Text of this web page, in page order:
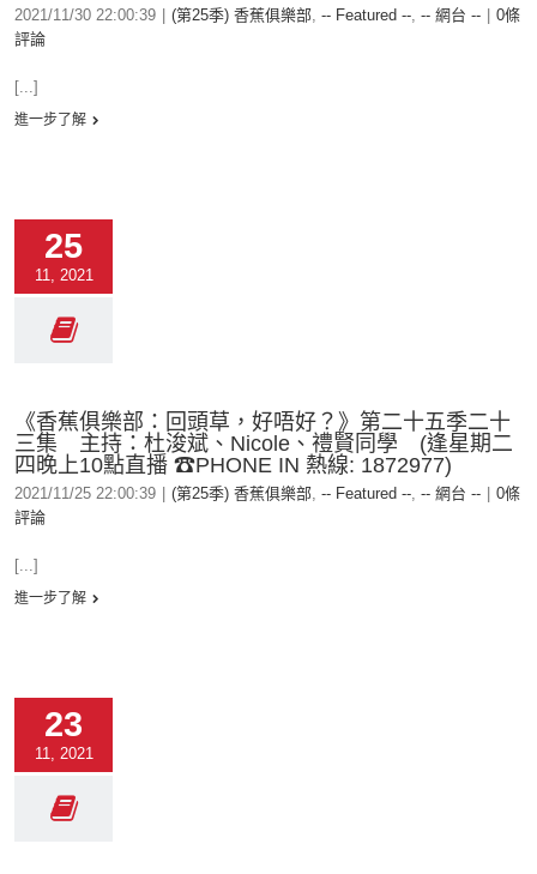
2021/11/30 22:00:39 (第25季) 香蕉俱樂部, -- Featured --, -- 網台 --
0條
評論
[...]
進一步了解
25
11, 2021
《香蕉俱樂部：回頭草，好唔好？》第二十五季二十
三集 主持：杜浚斌、Nicole、禮賢同學 (逢星期二
四晚上10點直播 ☎PHONE IN 熱線: 1872977)
2021/11/25 22:00:39 (第25季) 香蕉俱樂部, -- Featured --, -- 網台 --
0條
評論
[...]
進一步了解
23
11, 2021